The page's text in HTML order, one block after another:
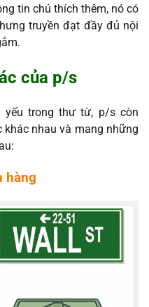
tin chú thích thêm, nó có
truyền đạt đầy đủ nội
của p/s
yếu trong thư từ, p/s còn
nhau và mang những
hàng